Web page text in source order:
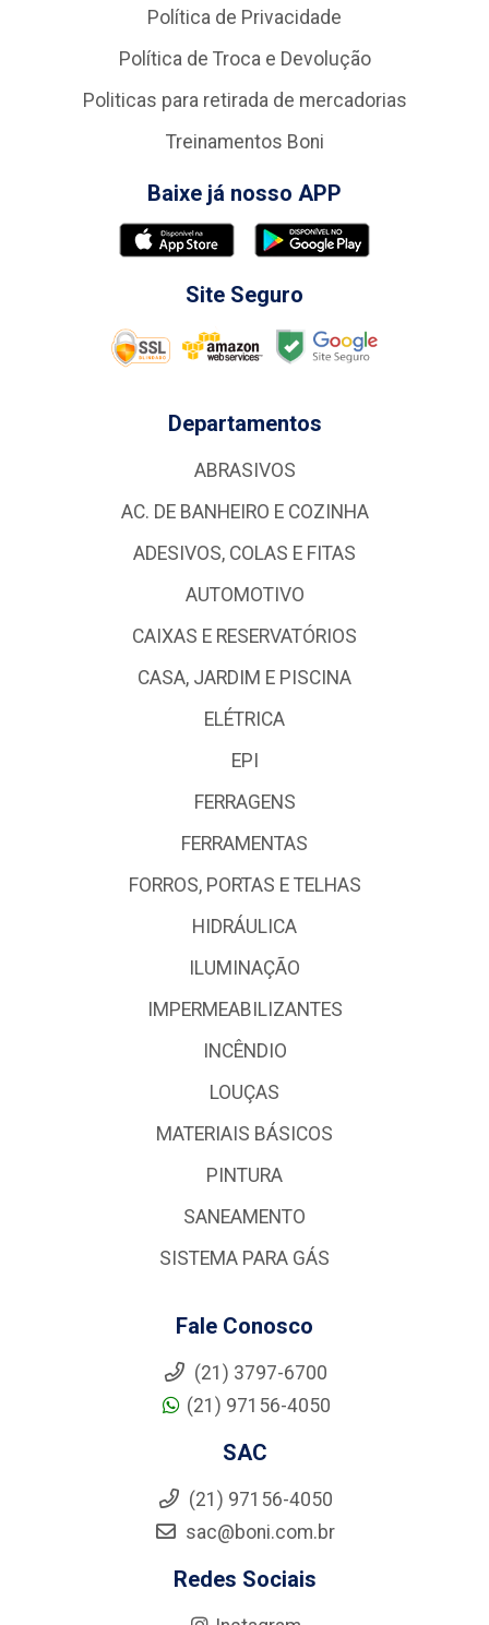
Política de Privacidade
Política de Troca e Devolução
Politicas para retirada de mercadorias
Treinamentos Boni
Baixe já nosso APP
Site Seguro
Departamentos
ABRASIVOS
AC. DE BANHEIRO E COZINHA
ADESIVOS, COLAS E FITAS
AUTOMOTIVO
CAIXAS E RESERVATÓRIOS
CASA, JARDIM E PISCINA
ELÉTRICA
EPI
FERRAGENS
FERRAMENTAS
FORROS, PORTAS E TELHAS
HIDRÁULICA
ILUMINAÇÃO
IMPERMEABILIZANTES
INCÊNDIO
LOUÇAS
MATERIAIS BÁSICOS
PINTURA
SANEAMENTO
SISTEMA PARA GÁS
Fale Conosco
(21) 3797-6700
(21) 97156-4050
SAC
(21) 97156-4050
sac@boni.com.br
Redes Sociais